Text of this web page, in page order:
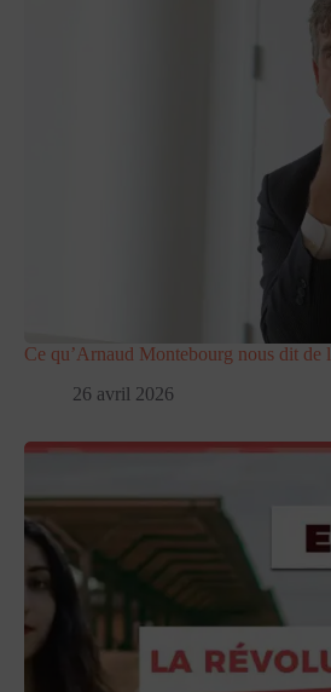
Ce qu’Arnaud Montebourg nous dit de
26 avril 2026